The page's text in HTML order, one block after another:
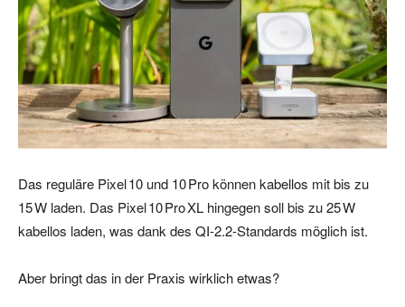
Das reguläre Pixel 10 und 10 Pro können kabellos mit bis zu
15 W laden. Das Pixel 10 Pro XL hingegen soll bis zu 25 W
kabellos laden, was dank des QI‑2.2‑Standards möglich ist.
Aber bringt das in der Praxis wirklich etwas?